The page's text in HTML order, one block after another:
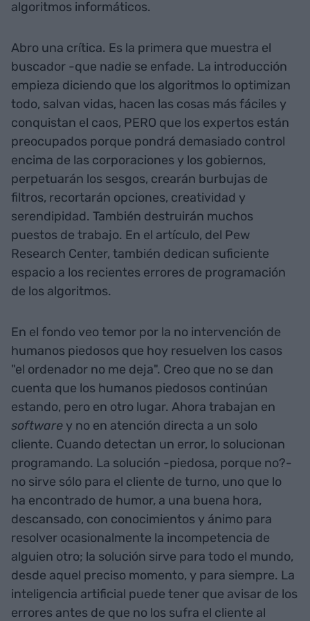
algoritmos informáticos.
Abro una crítica. Es la primera que muestra el
buscador -que nadie se enfade. La introducción
empieza diciendo que los algoritmos lo optimizan
todo, salvan vidas, hacen las cosas más fáciles y
conquistan el caos, PERO que los expertos están
preocupados porque pondrá demasiado control
encima de las corporaciones y los gobiernos,
perpetuarán los sesgos, crearán burbujas de
filtros, recortarán opciones, creatividad y
serendipidad. También destruirán muchos
puestos de trabajo. En el artículo, del Pew
Research Center, también dedican suficiente
espacio a los recientes errores de programación
de los algoritmos.
En el fondo veo temor por la no intervención de
humanos piedosos que hoy resuelven los casos
"el ordenador no me deja". Creo que no se dan
cuenta que los humanos piedosos continúan
estando, pero en otro lugar. Ahora trabajan en
software y no en atención directa a un solo
cliente. Cuando detectan un error, lo solucionan
programando. La solución -piedosa, porque no?-
no sirve sólo para el cliente de turno, uno que lo
ha encontrado de humor, a una buena hora,
descansado, con conocimientos y ánimo para
resolver ocasionalmente la incompetencia de
alguien otro; la solución sirve para todo el mundo,
desde aquel preciso momento, y para siempre. La
inteligencia artificial puede tener que avisar de los
errores antes de que no los sufra el cliente al